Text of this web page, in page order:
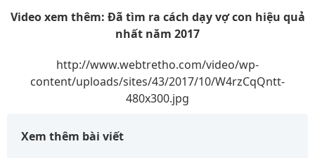
Video xem thêm: Đã tìm ra cách dạy vợ con hiệu quả
nhất năm 2017
http://www.webtretho.com/video/wp-
content/uploads/sites/43/2017/10/W4rzCqQntt-
480x300.jpg
Xem thêm bài viết